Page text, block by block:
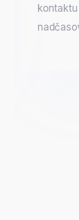
vlastný